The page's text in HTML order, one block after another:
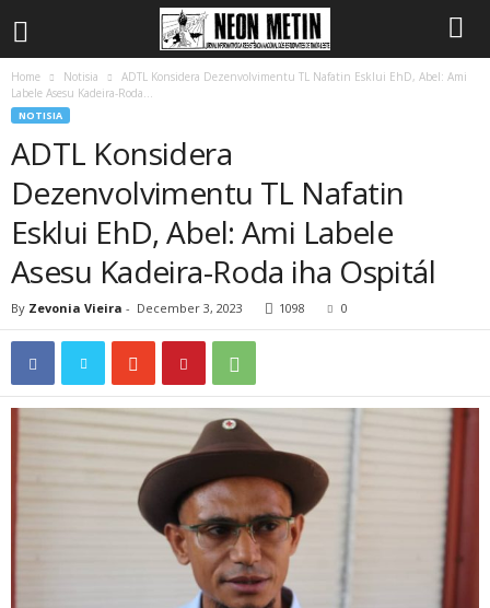
Home Notisia
ADTL Konsidera Dezenvolvimentu TL Nafatin Esklui EhD, Abel: Ami
Labele Asesu Kadeira-Roda...
NOTISIA
ADTL Konsidera
Dezenvolvimentu TL Nafatin
Esklui EhD, Abel: Ami Labele
Asesu Kadeira-Roda iha Ospitál
By Zevonia Vieira - December 3, 2023 1098 0